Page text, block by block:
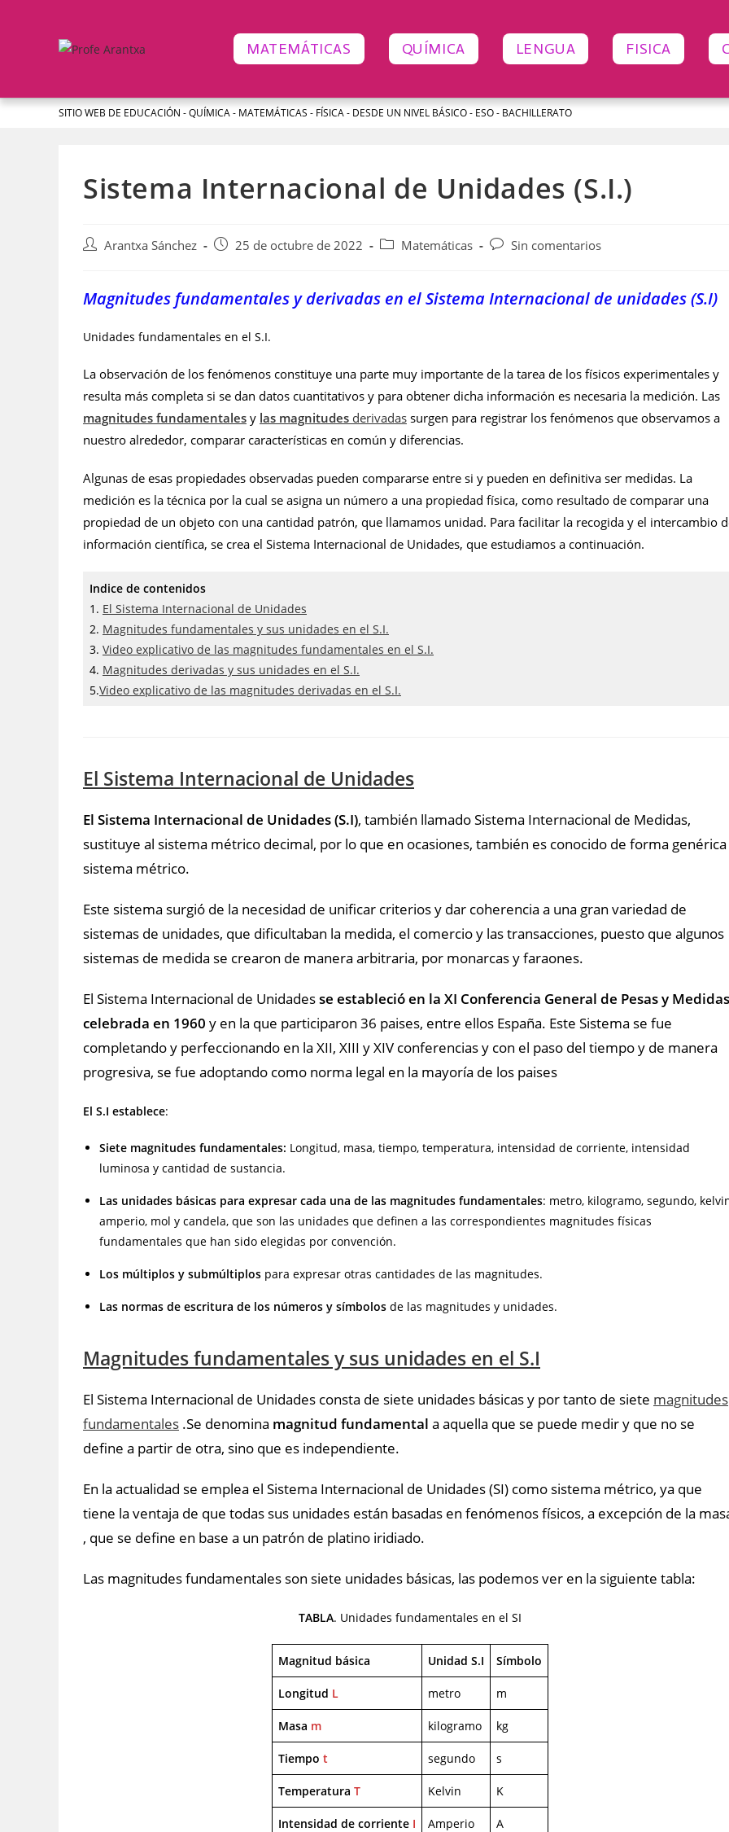
SITIO WEB DE EDUCACIÓN - QUÍMICA - MATEMÁTICAS - FÍSICA - DESDE UN NIVEL BÁSICO - ESO - BACHILLERATO
MATEMÁTICAS QUÍMICA LENGUA FISICA
Sistema Internacional de Unidades (S.I.)
Arantxa Sánchez 25 de octubre de 2022 Matemáticas Sin comentarios
Magnitudes fundamentales y derivadas en el Sistema Internacional de unidades (S.I)
Unidades fundamentales en el S.I.
La observación de los fenómenos constituye una parte muy importante de la tarea de los físicos experimentales y
resulta más completa si se dan datos cuantitativos y para obtener dicha información es necesaria la medición. Las
magnitudes fundamentales y las magnitudes derivadas surgen para registrar los fenómenos que observamos a
nuestro alrededor, comparar características en común y diferencias.
Algunas de esas propiedades observadas pueden compararse entre si y pueden en definitiva ser medidas. La
medición es la técnica por la cual se asigna un número a una propiedad física, como resultado de comparar una
propiedad de un objeto con una cantidad patrón, que llamamos unidad. Para facilitar la recogida y el intercambio
información científica, se crea el Sistema Internacional de Unidades, que estudiamos a continuación.
Indice de contenidos
1. El Sistema Internacional de Unidades
2. Magnitudes fundamentales y sus unidades en el S.I.
3. Video explicativo de las magnitudes fundamentales en el S.I.
4. Magnitudes derivadas y sus unidades en el S.I.
5.Video explicativo de las magnitudes derivadas en el S.I.
El Sistema Internacional de Unidades
El Sistema Internacional de Unidades (S.I), también llamado Sistema Internacional de Medidas,
sustituye al sistema métrico decimal, por lo que en ocasiones, también es conocido de forma genérica
sistema métrico.
Este sistema surgió de la necesidad de unificar criterios y dar coherencia a una gran variedad de
sistemas de unidades, que dificultaban la medida, el comercio y las transacciones, puesto que algunos
sistemas de medida se crearon de manera arbitraria, por monarcas y faraones.
El Sistema Internacional de Unidadesse estableció en la XI Conferencia General de Pesas y
celebrada en 1960 y en la que participaron 36 paises, entre ellos España. Este Sistema se fue
completando y perfeccionando en la XII, XIII y XIV conferencias y con el paso del tiempo y de manera
progresiva, se fue adoptando como norma legal en la mayoría de los paises
El S.I establece:
Siete magnitudes fundamentales: Longitud, masa, tiempo, temperatura, intensidad de corriente, intensidad
luminosa y cantidad de sustancia.
Las unidades básicas para expresar cada una de las magnitudes fundamentales: metro, kilogramo, segundo,
amperio, mol y candela, que son las unidades que definen a las correspondientes magnitudes físicas
fundamentales que han sido elegidas por convención.
Los múltiplos y submúltiplos para expresar otras cantidades de las magnitudes.
Las normas de escritura de los números y símbolos de las magnitudes y unidades.
Magnitudes fundamentales y sus unidades en el S.I
El Sistema Internacional de Unidades consta de siete unidades básicas y por tanto de siete magnitudes
fundamentales .Se denomina magnitud fundamental a aquella que se puede medir y que no se
define a partir de otra, sino que es independiente.
En la actualidad se emplea el Sistema Internacional de Unidades (SI) como sistema métrico, ya que
tiene la ventaja de que todas sus unidades están basadas en fenómenos físicos, a excepción de la
, que se define en base a un patrón de platino iridiado.
Las magnitudes fundamentales son siete unidades básicas, las podemos ver en la siguiente tabla:
TABLA. Unidades fundamentales en el SI
Magnitud básica Unidad S.I Símbolo
Longitud L metro m
Masa m kilogramo kg
Tiempo t segundo s
Temperatura T Kelvin K
Intensidad de corriente I Amperio A